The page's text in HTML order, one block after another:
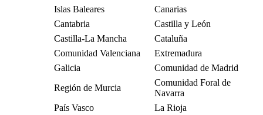
Islas Baleares
Canarias
Cantabria
Castilla y León
Castilla-La Mancha
Cataluña
Comunidad Valenciana
Extremadura
Galicia
Comunidad de Madrid
Región de Murcia
Comunidad Foral de
Navarra
País Vasco
La Rioja